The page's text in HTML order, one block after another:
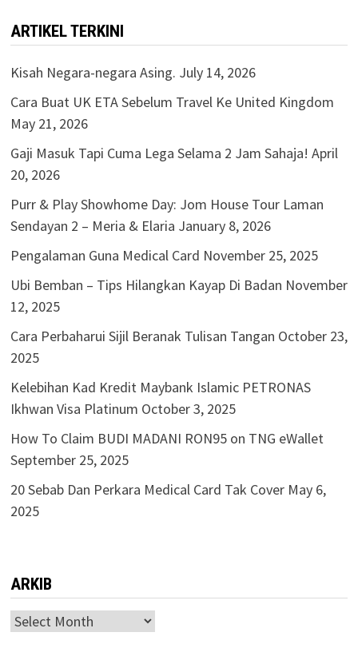
ARTIKEL TERKINI
Kisah Negara-negara Asing. July 14, 2026
Cara Buat UK ETA Sebelum Travel Ke United Kingdom
May 21, 2026
Gaji Masuk Tapi Cuma Lega Selama 2 Jam Sahaja! April
20, 2026
Purr & Play Showhome Day: Jom House Tour Laman
Sendayan 2 – Meria & Elaria January 8, 2026
Pengalaman Guna Medical Card November 25, 2025
Ubi Bemban – Tips Hilangkan Kayap Di Badan November
12, 2025
Cara Perbaharui Sijil Beranak Tulisan Tangan October 23,
2025
Kelebihan Kad Kredit Maybank Islamic PETRONAS
Ikhwan Visa Platinum October 3, 2025
How To Claim BUDI MADANI RON95 on TNG eWallet
September 25, 2025
20 Sebab Dan Perkara Medical Card Tak Cover May 6,
2025
ARKIB
ARKIB